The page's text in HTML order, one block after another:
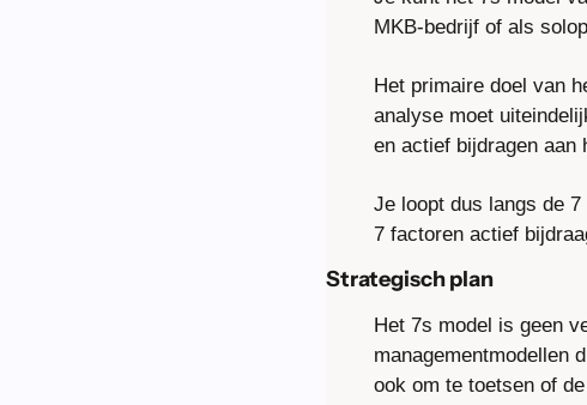
MKB-bedrijf of als
Het primaire doel van
analyse moet
en actief bijdragen aan
Je loopt dus langs de
7 factoren actief
Strategisch plan
Het 7s model is geen
managementmodellen
ook om te toetsen of